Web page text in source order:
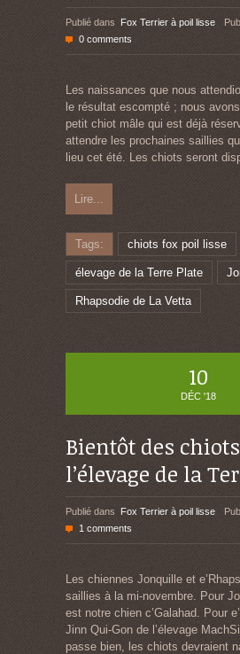
Publié dans Fox Terrier à poil lisse
0 comments
Les naissances que nous
le résultat escompté ; nous
petit chiot mâle qui est déjà
attendre les prochaines saillies
lieu cet été. Les chiots seront
Lire...
Tags: chiots fox poil lisse
élevage de la Terre Plate
Rhapsodie de La Vetta
10
DÉC '18
Bientôt des
l’élevage de la
Publié dans Fox Terrier à poil lisse
1 comments
Les chiennes Jonquille et
saillies à la mi-novembre. Pour
est notre chien c’Galahad. Pour
Jinn Qui-Gon de l’élevage
passe bien, les chiots devraient